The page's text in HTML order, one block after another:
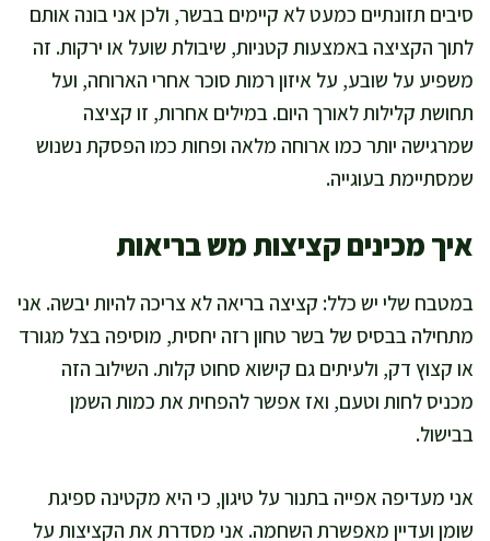
סיבים תזונתיים כמעט לא קיימים בבשר, ולכן אני בונה אותם
לתוך הקציצה באמצעות קטניות, שיבולת שועל או ירקות. זה
משפיע על שובע, על איזון רמות סוכר אחרי הארוחה, ועל
תחושת קלילות לאורך היום. במילים אחרות, זו קציצה
שמרגישה יותר כמו ארוחה מלאה ופחות כמו הפסקת נשנוש
שמסתיימת בעוגייה.
איך מכינים קציצות מש בריאות
במטבח שלי יש כלל: קציצה בריאה לא צריכה להיות יבשה. אני
מתחילה בבסיס של בשר טחון רזה יחסית, מוסיפה בצל מגורד
או קצוץ דק, ולעיתים גם קישוא סחוט קלות. השילוב הזה
מכניס לחות וטעם, ואז אפשר להפחית את כמות השמן
בבישול.
אני מעדיפה אפייה בתנור על טיגון, כי היא מקטינה ספיגת
שומן ועדיין מאפשרת השחמה. אני מסדרת את הקציצות על